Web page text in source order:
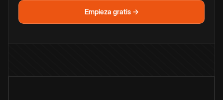
Empieza gratis →